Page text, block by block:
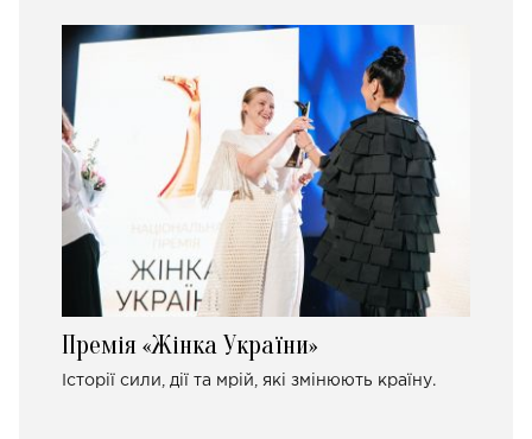
Премія «Жінка України»
Історії сили, дії та мрій, які змінюють країну.